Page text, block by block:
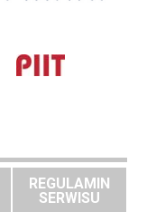
REGULAMIN
SERWISU